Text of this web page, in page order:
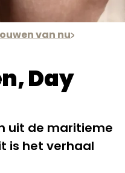
van nu
Day
uit de maritieme
is het verhaal